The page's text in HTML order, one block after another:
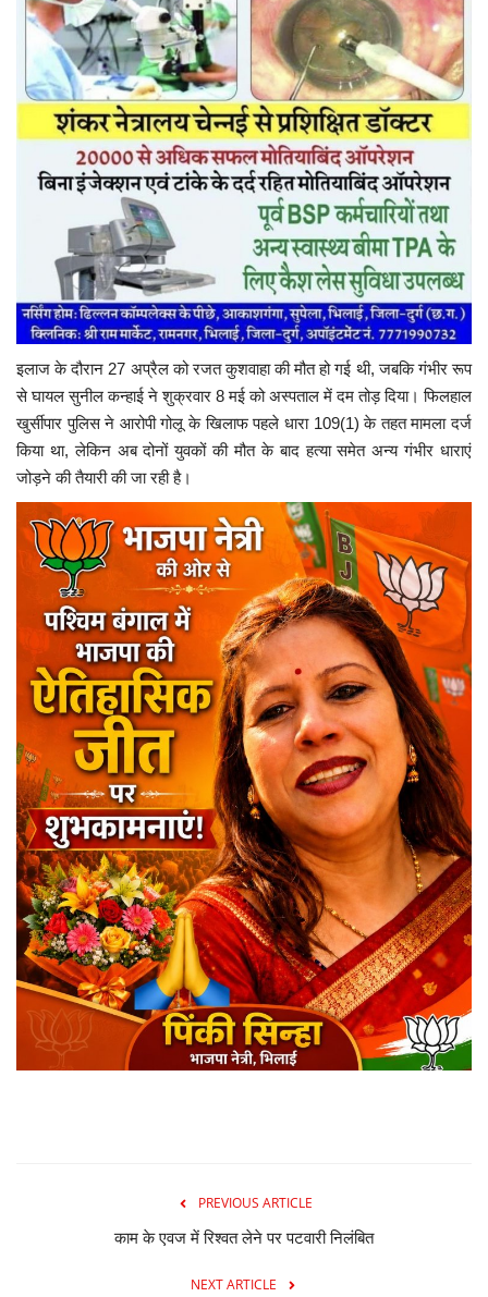
इलाज के दौरान 27 अप्रैल को रजत कुशवाहा की मौत हो गई थी, जबकि गंभीर रूप
से घायल सुनील कन्हाई ने शुक्रवार 8 मई को अस्पताल में दम तोड़ दिया। फिलहाल
खुर्सीपार पुलिस ने आरोपी गोलू के खिलाफ पहले धारा 109(1) के तहत मामला दर्ज
किया था, लेकिन अब दोनों युवकों की मौत के बाद हत्या समेत अन्य गंभीर धाराएं
जोड़ने की तैयारी की जा रही है।
PREVIOUS ARTICLE
काम के एवज में रिश्वत लेने पर पटवारी निलंबित
NEXT ARTICLE